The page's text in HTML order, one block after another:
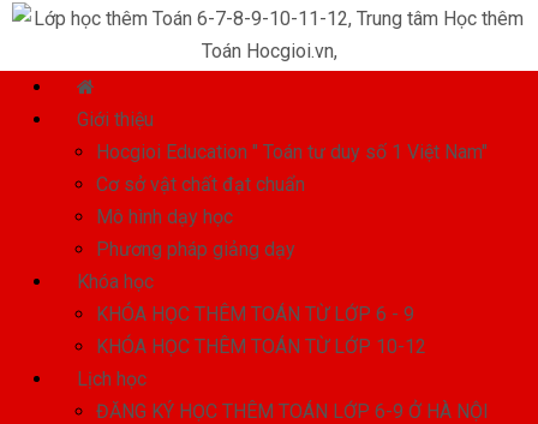
Giới thiệu
Hocgioi Education " Toán tư duy số 1 Việt Nam"
Cơ sở vật chất đạt chuẩn
Mô hình dạy học
Phương pháp giảng dạy
Khóa học
KHÓA HỌC THÊM TOÁN TỪ LỚP 6 - 9
KHÓA HỌC THÊM TOÁN TỪ LỚP 10-12
Lịch học
ĐĂNG KÝ HỌC THÊM TOÁN LỚP 6-9 Ở HÀ NỘI